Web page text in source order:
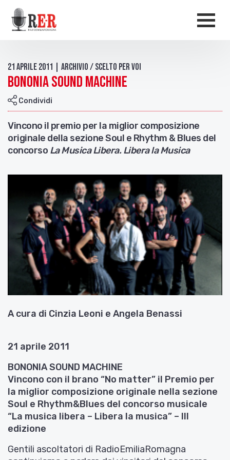
Salta al contenuto principale
21 Aprile 2011 | Archivio / Scelto per voi
Bononia Sound Machine
Condividi
Vincono il premio per la miglior composizione
originale della sezioneSoul e Rhythm & Blues del
concorso La Musica Libera. Libera la Musica
A cura di Cinzia Leoni e Angela Benassi
21 aprile 2011
BONONIA SOUND MACHINE
Vincono con il brano “No matter” il Premio per
la miglior composizione originale nella sezione
Soul e Rhythm&Blues del concorso musicale
“La musica libera – Libera la musica” – III
edizione
Gentili ascoltatori di RadioEmiliaRomagna